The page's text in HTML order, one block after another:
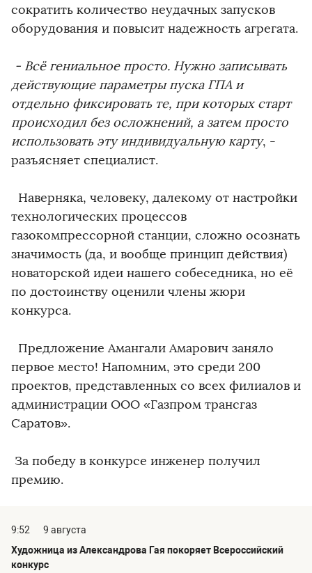
сократить количество неудачных запусков
оборудования и повысит надежность агрегата.
- Всё гениальное просто. Нужно записывать
действующие параметры пуска ГПА и
отдельно фиксировать те, при которых старт
происходил без осложнений, а затем просто
использовать эту индивидуальную карту, -
разъясняет специалист.
Наверняка, человеку, далекому от настройки
технологических процессов
газокомпрессорной станции, сложно осознать
значимость (да, и вообще принцип действия)
новаторской идеи нашего собеседника, но её
по достоинству оценили члены жюри
конкурса.
Предложение Амангали Амарович заняло
первое место! Напомним, это среди 200
проектов, представленных со всех филиалов и
администрации ООО «Газпром трансгаз
Саратов».
За победу в конкурсе инженер получил
премию.
9:52
9 августа
Художница из Александрова Гая покоряет Всероссийский
конкурс